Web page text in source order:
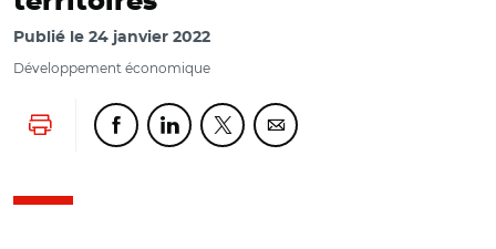
Publié le 24 janvier 2022
Développement économique
Lancer l'impressionPartager cette page sur Facebook
Partager cette page sur Linkedin
Partager cette page sur Twitter
Partager cette page sur